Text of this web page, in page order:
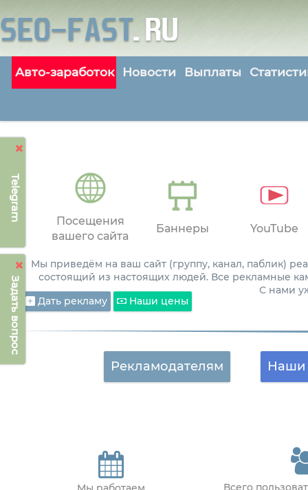
Telegram
Задать вопрос
Авто-заработок Новости Выплаты
Посещения
вашего сайта
Баннеры YouTube
Мы приведём на ваш сайт (группу, канал, паблик)
состоящий из настоящих людей. Все рекламные
С нами
Дать рекламу
Наши цены
Рекламодателям Наши